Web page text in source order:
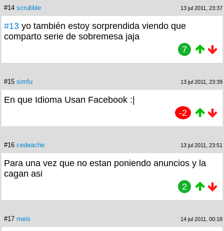
#14 scrubble 13 jul 2011, 23:37
#13 yo también estoy sorprendida viendo que
comparto serie de sobremesa jaja
7
#15 simfu 13 jul 2011, 23:39
En que Idioma Usan Facebook :|
-2
#16 cedeache 13 jul 2011, 23:51
Para una vez que no estan poniendo anuncios y la
cagan asi
2
#17 meis 14 jul 2011, 00:18